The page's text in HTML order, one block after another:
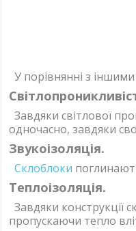
У порівнянні з
Завдяки світлової
одночасно, завдяки
Звукоізоляція.
Склоблоки
Теплоізоляція.
Завдяки конструкції
пропускаючи тепло